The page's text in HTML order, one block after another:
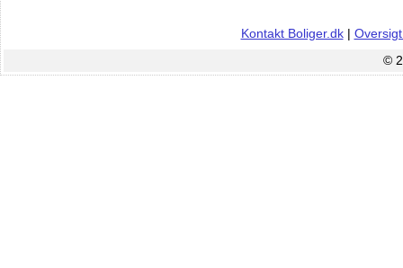
Kontakt Boliger.dk|
©